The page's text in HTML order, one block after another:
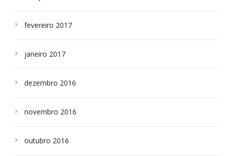
fevereiro 2017
janeiro 2017
dezembro 2016
novembro 2016
outubro 2016